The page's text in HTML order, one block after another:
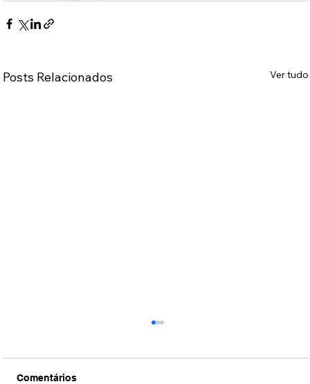
Posts Relacionados Ver tudo
Comentários